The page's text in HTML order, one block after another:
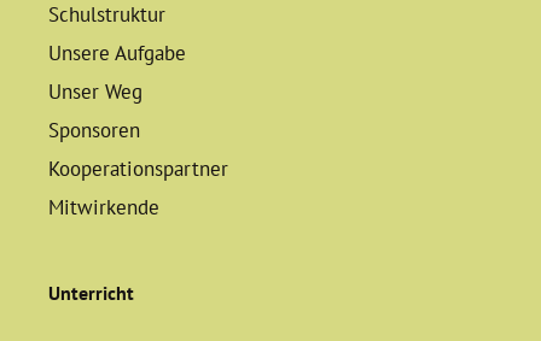
Schulstruktur
Unsere Aufgabe
Unser Weg
Sponsoren
Kooperationspartner
Mitwirkende
Unterricht